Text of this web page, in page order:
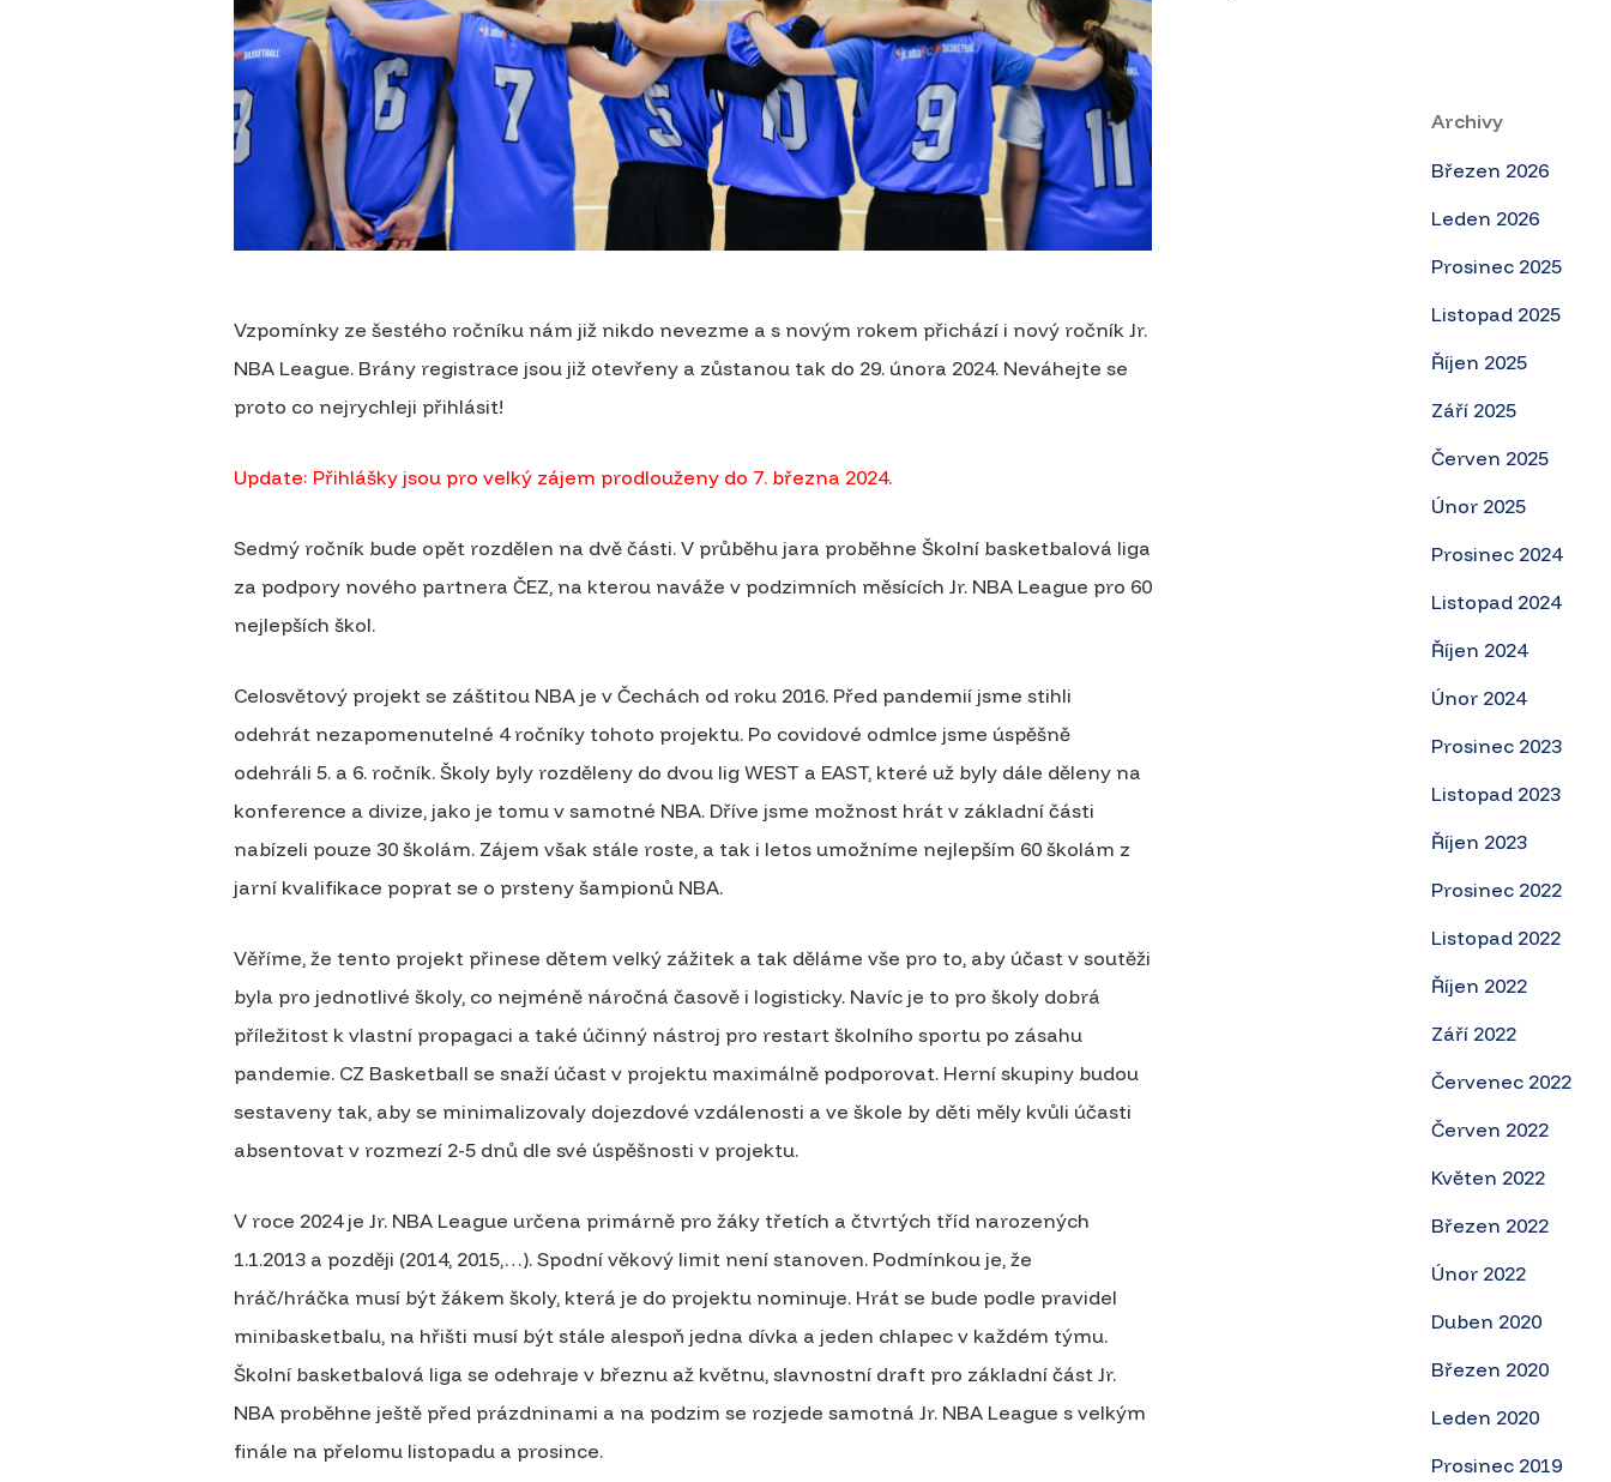
Vzpomínky ze šestého ročníku nám již nikdo nevezme a s novým rokem přichází i nový ročník Jr.
NBA League. Brány registrace jsou již otevřeny a zůstanou tak do 29. února 2024. Neváhejte se
proto co nejrychleji přihlásit!
Update: Přihlášky jsou pro velký zájem prodlouženy do 7. března 2024.
Sedmý ročník bude opět rozdělen na dvě části. V průběhu jara proběhne Školní basketbalová liga
za podpory nového partnera ČEZ, na kterou naváže v podzimních měsících Jr. NBA League pro 60
nejlepších škol.
Celosvětový projekt se záštitou NBA je v Čechách od roku 2016. Před pandemií jsme stihli
odehrát nezapomenutelné 4 ročníky tohoto projektu. Po covidové odmlce jsme úspěšně
odehráli 5. a 6. ročník. Školy byly rozděleny do dvou lig WEST a EAST, které už byly dále děleny na
konference a divize, jako je tomu v samotné NBA. Dříve jsme možnost hrát v základní části
nabízeli pouze 30 školám. Zájem však stále roste, a tak i letos umožníme nejlepším 60 školám z
jarní kvalifikace poprat se o prsteny šampionů NBA.
Věříme, že tento projekt přinese dětem velký zážitek a tak děláme vše pro to, aby účast v soutěži
byla pro jednotlivé školy, co nejméně náročná časově i logisticky. Navíc je to pro školy dobrá
příležitost k vlastní propagaci a také účinný nástroj pro restart školního sportu po zásahu
pandemie. CZ Basketball se snaží účast v projektu maximálně podporovat. Herní skupiny budou
sestaveny tak, aby se minimalizovaly dojezdové vzdálenosti a ve škole by děti měly kvůli účasti
absentovat v rozmezí 2-5 dnů dle své úspěšnosti v projektu.
V roce 2024 je Jr. NBA League určena primárně pro žáky třetích a čtvrtých tříd narozených
1.1.2013 a později (2014, 2015,…). Spodní věkový limit není stanoven. Podmínkou je, že
hráč/hráčka musí být žákem školy, která je do projektu nominuje. Hrát se bude podle pravidel
minibasketbalu, na hřišti musí být stále alespoň jedna dívka a jeden chlapec v každém týmu.
Školní basketbalová liga se odehraje v březnu až květnu, slavnostní draft pro základní část Jr.
NBA proběhne ještě před prázdninami a na podzim se rozjede samotná Jr. NBA League s velkým
finále na přelomu listopadu a prosince.
Archivy
Březen 2026
Leden 2026
Prosinec 2025
Listopad 2025
Říjen 2025
Září 2025
Červen 2025
Únor 2025
Prosinec 2024
Listopad 2024
Říjen 2024
Únor 2024
Prosinec 2023
Listopad 2023
Říjen 2023
Prosinec 2022
Listopad 2022
Říjen 2022
Září 2022
Červenec 2022
Červen 2022
Květen 2022
Březen 2022
Únor 2022
Duben 2020
Březen 2020
Leden 2020
Prosinec 2019